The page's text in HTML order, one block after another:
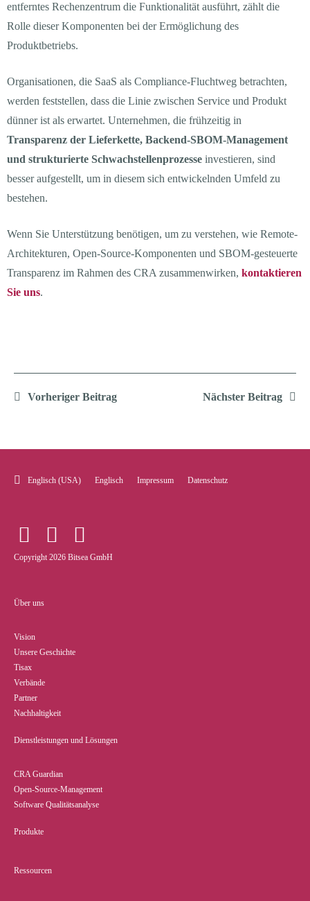
entferntes Rechenzentrum die Funktionalität ausführt, zählt die
Rolle dieser Komponenten bei der Ermöglichung des
Produktbetriebs.
Organisationen, die SaaS als Compliance-Fluchtweg betrachten,
werden feststellen, dass die Linie zwischen Service und Produkt
dünner ist als erwartet. Unternehmen, die frühzeitig in
Transparenz der Lieferkette, Backend-SBOM-Management
und strukturierte Schwachstellenprozesse investieren, sind
besser aufgestellt, um in diesem sich entwickelnden Umfeld zu
bestehen.
Wenn Sie Unterstützung benötigen, um zu verstehen, wie Remote-
Architekturen, Open-Source-Komponenten und SBOM-gesteuerte
Transparenz im Rahmen des CRA zusammenwirken, kontaktieren
Sie uns.
Vorheriger Beitrag Nächster Beitrag
Datenschutz
Impressum
Englisch
Englisch (USA)
Copyright 2026 Bitsea GmbH
Über uns
Vision
Unsere Geschichte
Tisax
Verbände
Partner
Nachhaltigkeit
Dienstleistungen und Lösungen
CRA Guardian
Open-Source-Management
Software Qualitätsanalyse
Produkte
Ressourcen